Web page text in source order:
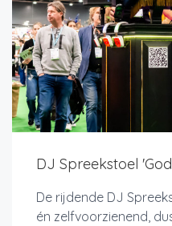
DJ Spreekstoel
De rijdende DJ
én zelfvoorzienend,